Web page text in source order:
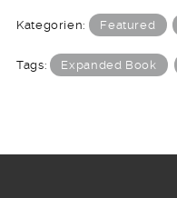
Kategorien: Featured
Tags: Expanded Book